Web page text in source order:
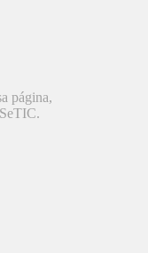
página,